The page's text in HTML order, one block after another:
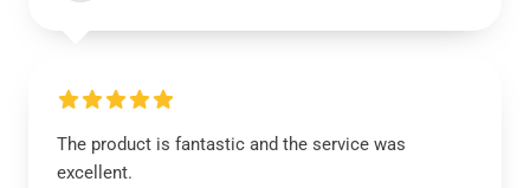
The product is fantastic and the service was
excellent.